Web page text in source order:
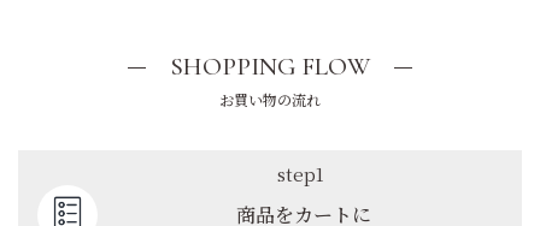
SHOPPING FLOW
お買い物の流れ
step1
商品をカートに